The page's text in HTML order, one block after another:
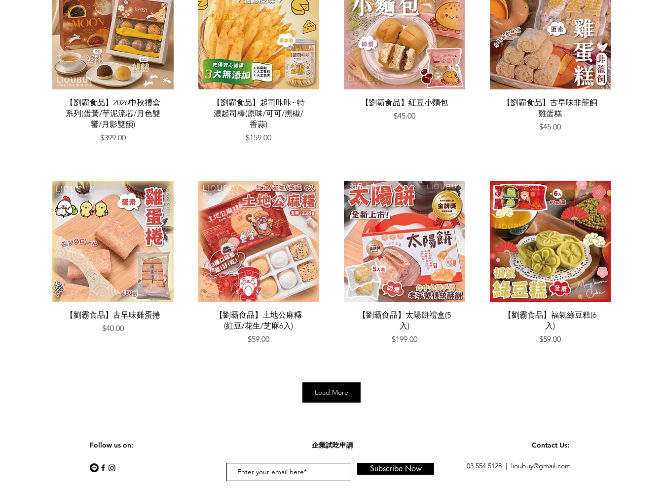
快速瀏覽
【劉霸食品】2026中秋禮盒
系列(蛋黃/芋泥流芯/月色雙
饗/月影雙韻)
價格
$399.00
快速瀏覽
【劉霸食品】起司咔咔~特
濃起司棒(原味/可可/黑椒/
香蒜)
價格
$159.00
快速瀏覽
【劉霸食品】紅豆小麵包
價格
$45.00
快速瀏覽
【劉霸食品】古早味非籠飼
雞蛋糕
價格
$45.00
快速瀏覽
【劉霸食品】古早味雞蛋捲
價格
$40.00
快速瀏覽
【劉霸食品】土地公麻糬
(紅豆/花生/芝麻6入)
價格
$59.00
快速瀏覽
新品上市
【劉霸食品】太陽餅禮盒(5
入)
價格
$199.00
快速瀏覽
【劉霸食品】福氣綠豆糕(6
入)
價格
$59.00
Load More
Follow us on: Contact Us:
03 554 5128 | lioubuy@gmail.com
​企業試吃申請
Subscribe Now